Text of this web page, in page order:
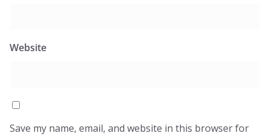
Website
Save my name, email, and website in this browser for